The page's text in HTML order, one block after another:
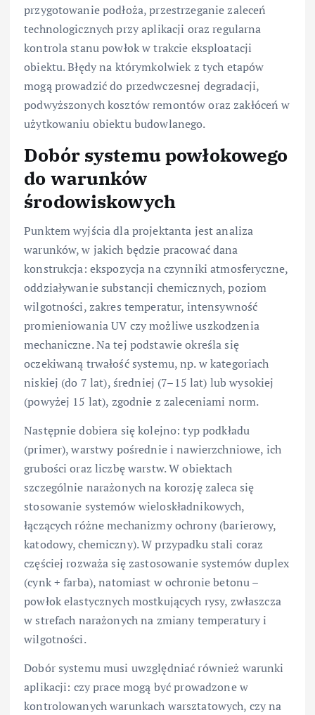
przygotowanie podłoża, przestrzeganie zaleceń
technologicznych przy aplikacji oraz regularna
kontrola stanu powłok w trakcie eksploatacji
obiektu. Błędy na którymkolwiek z tych etapów
mogą prowadzić do przedwczesnej degradacji,
podwyższonych kosztów remontów oraz zakłóceń w
użytkowaniu obiektu budowlanego.
Dobór systemu powłokowego
do warunków
środowiskowych
Punktem wyjścia dla projektanta jest analiza
warunków, w jakich będzie pracować dana
konstrukcja: ekspozycja na czynniki atmosferyczne,
oddziaływanie substancji chemicznych, poziom
wilgotności, zakres temperatur, intensywność
promieniowania UV czy możliwe uszkodzenia
mechaniczne. Na tej podstawie określa się
oczekiwaną trwałość systemu, np. w kategoriach
niskiej (do 7 lat), średniej (7–15 lat) lub wysokiej
(powyżej 15 lat), zgodnie z zaleceniami norm.
Następnie dobiera się kolejno: typ podkładu
(primer), warstwy pośrednie i nawierzchniowe, ich
grubości oraz liczbę warstw. W obiektach
szczególnie narażonych na korozję zaleca się
stosowanie systemów wieloskładnikowych,
łączących różne mechanizmy ochrony (barierowy,
katodowy, chemiczny). W przypadku stali coraz
częściej rozważa się zastosowanie systemów duplex
(cynk + farba), natomiast w ochronie betonu –
powłok elastycznych mostkujących rysy, zwłaszcza
w strefach narażonych na zmiany temperatury i
wilgotności.
Dobór systemu musi uwzględniać również warunki
aplikacji: czy prace mogą być prowadzone w
kontrolowanych warunkach warsztatowych, czy na